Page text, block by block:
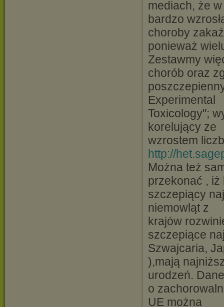
mediach, że
bardzo
choroby
ponieważ
Zestawmy
chorób oraz
Experimental
Toxicology";
korelujący ze
wzrostem
http://
Można też
przekonać , iż
szczepiący
niemowląt z
krajów
szczepiące
Szwajcaria,
),mają
urodzeń. Dane
o
UE można